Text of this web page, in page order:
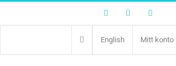
FacebookTwitter
English Mitt konto